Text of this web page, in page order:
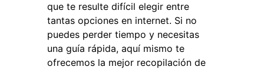
que te resulte difícil elegir entre
tantas opciones en internet. Si no
puedes perder tiempo y necesitas
una guía rápida, aquí mismo te
ofrecemos la mejor recopilación de